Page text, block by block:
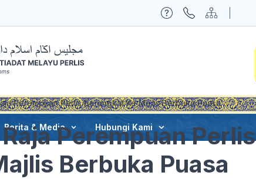
Berita & Media Hubungi Kami
Perempuan Perlis Berangkat Ke Majlis Berbuka Puasa
Perempuan Perlis
Berbuka Puasa